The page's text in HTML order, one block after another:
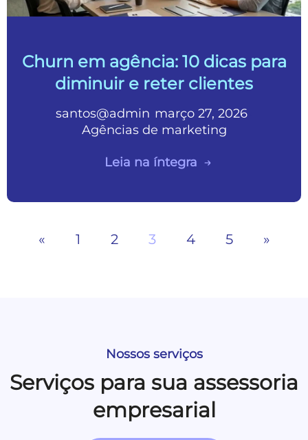
Churn em agência: 10 dicas para
diminuir e reter clientes
santos@admin março 27, 2026
Agências de marketing
Leia na íntegra
« 1 2 3 4 5 »
Nossos serviços
Serviços para sua assessoria
empresarial